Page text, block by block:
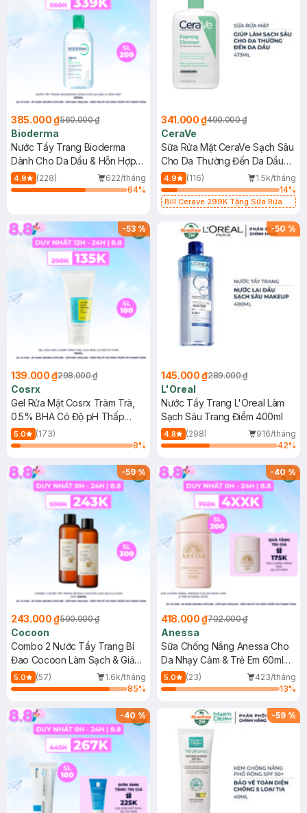
385.000 ₫560.000 ₫
Bioderma
Nước Tẩy Trang Bioderma
Dành Cho Da Dầu & Hỗn Hợp
500ml
4.9 (228)
622/tháng
64%
341.000 ₫490.000 ₫
CeraVe
Sữa Rửa Mặt CeraVe Sạch Sâu
Cho Da Thường Đến Da Dầu
473ml
4.9 (116)
1.5k/tháng
14%
Bill Cerave 299K Tặng Sữa Rửa
-53%
139.000 ₫298.000 ₫
Cosrx
Gel Rửa Mặt Cosrx Tràm Trà,
0.5% BHA Có Độ pH Thấp
150ml
5.0
(173)
8%
-50 %
145.000 ₫289.000 ₫
L'Oreal
Nước Tẩy Trang L'Oreal Làm
Sạch Sâu Trang Điểm 400ml
4.8 (298)
916/tháng
42%
-59%
243.000 ₫590.000 ₫
Cocoon
Combo 2 Nước Tẩy Trang Bí
Đao Cocoon Làm Sạch & Giảm
Dầu 500ml
5.0 (57)
1.6k/tháng
85%
-40%
418.000 ₫702.000 ₫
Anessa
Sữa Chống Nắng Anessa Cho
Da Nhạy Cảm & Trẻ Em 60ml
(Mới)
5.0 (23)
423/tháng
13%
-40% -59 %